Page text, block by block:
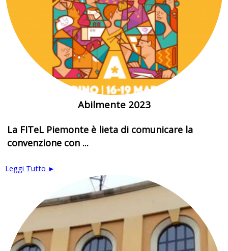
Abilmente 2023
La FITeL Piemonte è lieta di comunicare la
convenzione con ...
Leggi Tutto ►